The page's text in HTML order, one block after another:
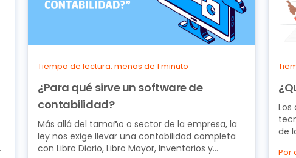
Tiempo de lectura: menos de 1 minuto
¿Para qué sirve un software de
contabilidad?
Más allá del tamaño o sector de la empresa, la
ley nos exige llevar una contabilidad completa
con Libro Diario, Libro Mayor, Inventarios y
Los
de
Por